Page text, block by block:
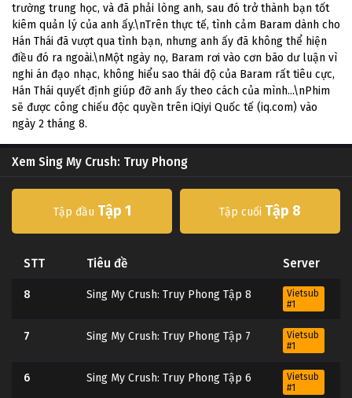
trường trung học, và đã phải lòng anh, sau đó trở thành bạn tốt
kiêm quản lý của anh ấy.\nTrên thực tế, tình cảm Baram dành cho
Hán Thái đã vượt qua tình bạn, nhưng anh ấy đã không thể hiện
điều đó ra ngoài.\nMột ngày nọ, Baram rơi vào cơn bão dư luận vì
nghi án đạo nhạc, không hiểu sao thái độ của Baram rất tiêu cực,
Hán Thái quyết định giúp đỡ anh ấy theo cách của mình...\nPhim
sẽ được công chiếu độc quyền trên iQiyi Quốc tế (iq.com) vào
ngày 2 tháng 8.
Xem Sing My Crush: Truy Phong
Tập đầu Tập 1 Tập cuối Tập 8
STT Tiêu đề Server
8 Sing My Crush: Truy Phong Tập 8
Vietsub
#1
7 Sing My Crush: Truy Phong Tập 7
Vietsub
#1
6 Sing My Crush: Truy Phong Tập 6
Vietsub
#1